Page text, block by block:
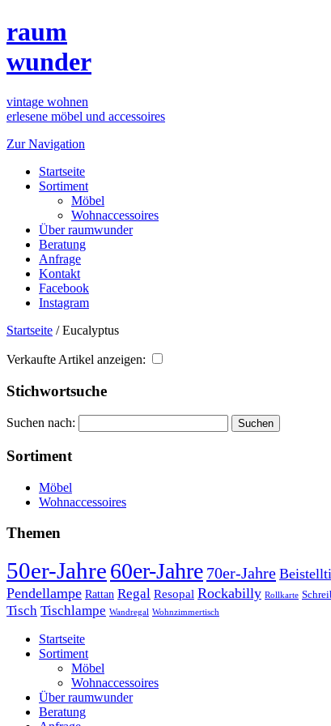
raum
wunder
vintage wohnen
erlesene möbel und accessoires
Zur Navigation
Startseite
Sortiment
Möbel
Wohnaccessoires
Über raumwunder
Beratung
Anfrage
Kontakt
Facebook
Instagram
Startseite /Eucalyptus
Verkaufte Artikel anzeigen:
Stichwortsuche
Suchen nach:
Sortiment
Möbel
Wohnaccessoires
Themen
50er-Jahre60er-Jahre 70er-Jahre
Pendellampe Rattan Regal Resopal Rockabilly Rollkarte
Tisch Tischlampe Wandregal Wohnzimmertisch
Startseite
Sortiment
Möbel
Wohnaccessoires
Über raumwunder
Beratung